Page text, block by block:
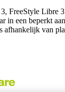
FreeStyle Libre
in een beperkt
afhankelijk van